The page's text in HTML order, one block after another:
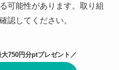
可能性があります。取り組
認してください。
750円分ptプレゼント／